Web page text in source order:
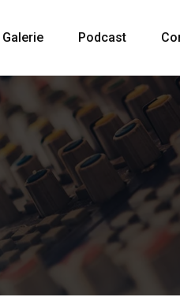
Galerie Podcast